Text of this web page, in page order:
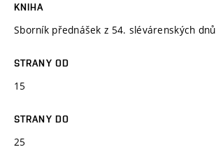
KNIHA
Sborník přednášek z 54. slévárenských dnů
STRANY OD
15
STRANY DO
25